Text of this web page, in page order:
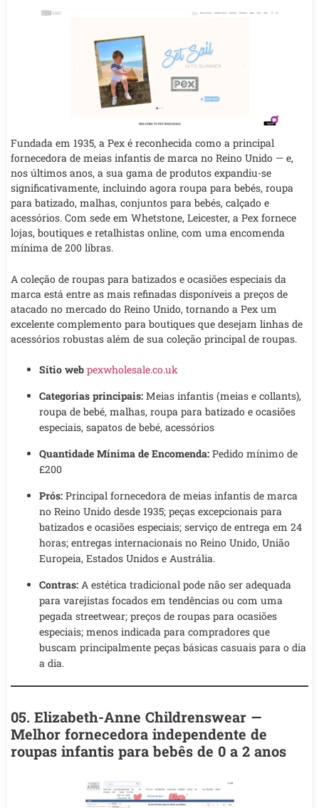
Fundada em 1935, a Pex é reconhecida como a principal
fornecedora de meias infantis de marca no Reino Unido — e,
nos últimos anos, a sua gama de produtos expandiu-se
significativamente, incluindo agora roupa para bebés, roupa
para batizado, malhas, conjuntos para bebés, calçado e
acessórios. Com sede em Whetstone, Leicester, a Pex fornece
lojas, boutiques e retalhistas online, com uma encomenda
mínima de 200 libras.
A coleção de roupas para batizados e ocasiões especiais da
marca está entre as mais refinadas disponíveis a preços de
atacado no mercado do Reino Unido, tornando a Pex um
excelente complemento para boutiques que desejam linhas de
acessórios robustas além de sua coleção principal de roupas.
Sítio web pexwholesale.co.uk
Categorias principais: Meias infantis (meias e collants),
roupa de bebé, malhas, roupa para batizado e ocasiões
especiais, sapatos de bebé, acessórios
Quantidade Mínima de Encomenda: Pedido mínimo de
£200
Prós: Principal fornecedora de meias infantis de marca
no Reino Unido desde 1935; peças excepcionais para
batizados e ocasiões especiais; serviço de entrega em 24
horas; entregas internacionais no Reino Unido, União
Europeia, Estados Unidos e Austrália.
Contras: A estética tradicional pode não ser adequada
para varejistas focados em tendências ou com uma
pegada streetwear; preços de roupas para ocasiões
especiais; menos indicada para compradores que
buscam principalmente peças básicas casuais para o dia
a dia.
05. Elizabeth-Anne Childrenswear —
Melhor fornecedora independente de
roupas infantis para bebês de 0 a 2 anos